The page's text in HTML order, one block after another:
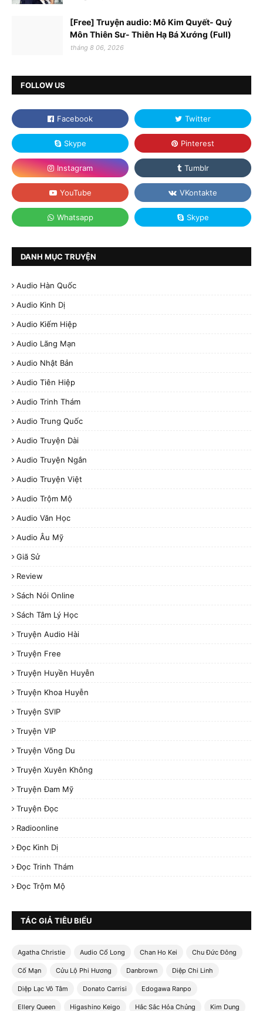
[Free] Truyện audio: Mô Kim Quyết- Quỷ
Môn Thiên Sư- Thiên Hạ Bá Xướng (Full)
tháng 8 06, 2026
FOLLOW US
DANH MỤC TRUYỆN
Audio Hàn Quốc
Audio Kinh Dị
Audio Kiếm Hiệp
Audio Lãng Mạn
Audio Nhật Bản
Audio Tiên Hiệp
Audio Trinh Thám
Audio Trung Quốc
Audio Truyện Dài
Audio Truyện Ngắn
Audio Truyện Việt
Audio Trộm Mộ
Audio Văn Học
Audio Âu Mỹ
Giã Sử
Review
Sách Nói Online
Sách Tâm Lý Học
Truyện Audio Hài
Truyện Free
Truyện Huyền Huyễn
Truyện Khoa Huyễn
Truyện SVIP
Truyện VIP
Truyện Võng Du
Truyện Xuyên Không
Truyện Đam Mỹ
Truyện Đọc
Radioonline
Đọc Kinh Dị
Đọc Trinh Thám
Đọc Trộm Mộ
TÁC GIẢ TIÊU BIỂU
Agatha Christie Audio Cổ Long Chan Ho Kei Chu Đức Đông
Cố Mạn Cửu Lộ Phi Hương Danbrown Diệp Chi Linh
Diệp Lạc Vô Tâm Donato Carrisi Edogawa Ranpo
Ellery Queen Higashino Keigo Hắc Sắc Hỏa Chủng Kim Dung